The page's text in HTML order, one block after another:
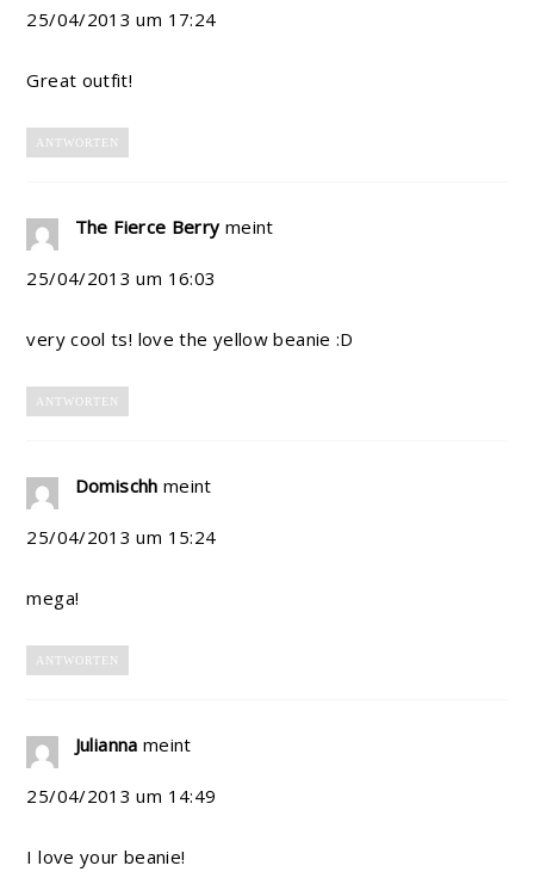
25/04/2013 um 17:24
Great outfit!
ANTWORTEN
The Fierce Berry meint
25/04/2013 um 16:03
very cool ts! love the yellow beanie :D
ANTWORTEN
Domischh meint
25/04/2013 um 15:24
mega!
ANTWORTEN
Julianna meint
25/04/2013 um 14:49
I love your beanie!